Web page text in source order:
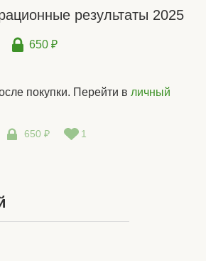
результаты 2025
650 ₽
покупки. Перейти в личный
650 ₽ 1